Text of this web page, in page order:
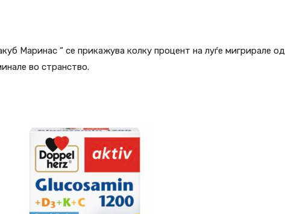
Маринас “ се прикажува колку процент на луѓе мигрирале од
во странство.